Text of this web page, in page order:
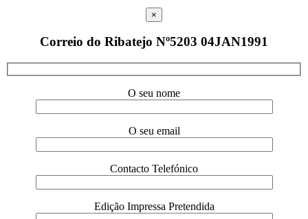
×
Correio do Ribatejo Nº5203 04JAN1991
O seu nome
O seu email
Contacto Telefónico
Edição Impressa Pretendida